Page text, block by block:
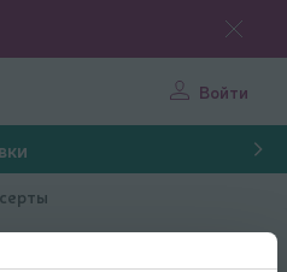
Войти